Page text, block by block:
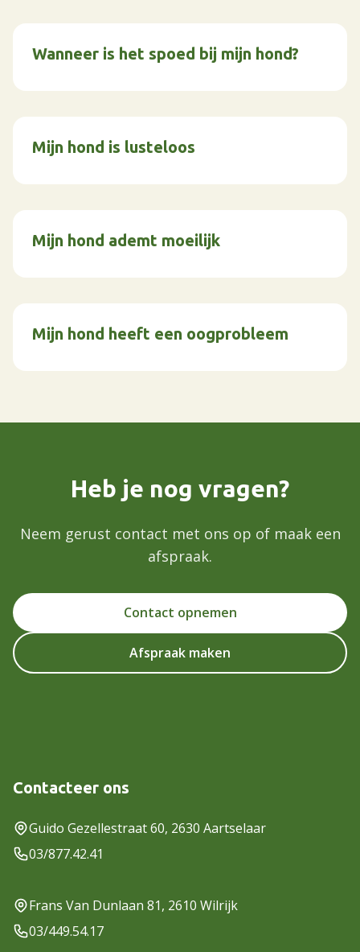
Wanneer is het spoed bij mijn hond?
Mijn hond is lusteloos
Mijn hond ademt moeilijk
Mijn hond heeft een oogprobleem
Heb je nog vragen?
Neem gerust contact met ons op of maak een
afspraak.
Contact opnemen
Afspraak maken
Contacteer ons
Guido Gezellestraat 60, 2630 Aartselaar
03/877.42.41
Frans Van Dunlaan 81, 2610 Wilrijk
03/449.54.17